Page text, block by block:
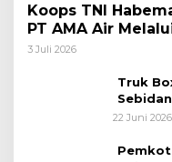
Koops TNI
PT AMA Air
Taktis
3 Juli 2026
Truk
Jalan
22 Juni 2026